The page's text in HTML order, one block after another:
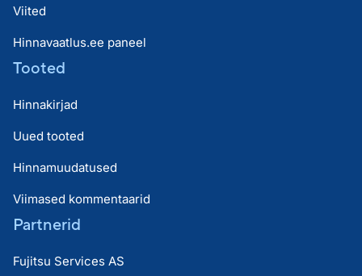
Viited
Hinnavaatlus.ee paneel
Tooted
Hinnakirjad
Uued tooted
Hinnamuudatused
Viimased kommentaarid
Partnerid
Fujitsu Services AS